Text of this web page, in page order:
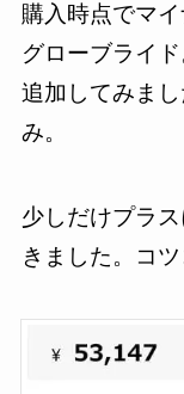
購入時点でマ
グローブライ
追加してみま
み。
少しだけプラ
きました。コ